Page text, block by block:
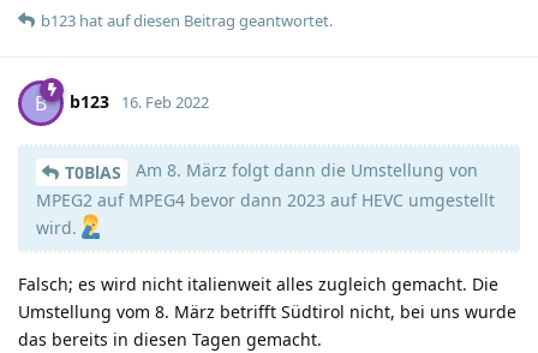
b123 hatauf diesen Beitrag geantwortet.
B b123 16. Feb 2022
T0BlAS
Am 8. März folgt dann die Umstellung von
MPEG2 auf MPEG4 bevor dann 2023 auf HEVC umgestellt
wird.
Falsch; es wird nicht italienweit alles zugleich gemacht. Die
Umstellung vom 8. März betrifft Südtirol nicht, bei uns wurde
das bereits in diesen Tagen gemacht.